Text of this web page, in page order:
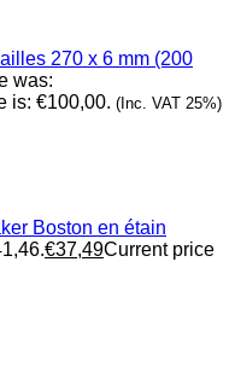
270 x 6 mm (200
was:
is: €100,00. (Inc. VAT 25%)
Boston en étain
€37,49Current price